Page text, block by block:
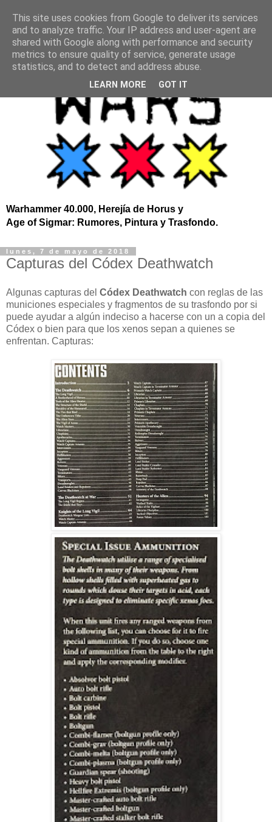
Warhammer 40.000, Herejía de Horus y
Age of Sigmar: Rumores, Pintura y Trasfondo.
lunes, 7 de mayo de 2018
Capturas del Códex Deathwatch
Algunas capturas del Códex Deathwatch con reglas de las
municiones especiales y fragmentos de su trasfondo por si
puede ayudar a algún indeciso a hacerse con un a copia del
Códex o bien para que los xenos sepan a quienes se
enfrentan. Capturas:
This site uses cookies from Google to deliver its services
and to analyze traffic. Your IP address and user-agent are
shared with Google along with performance and security
metrics to ensure quality of service, generate usage
statistics, and to detect and address abuse.
LEARN MORE GOT IT